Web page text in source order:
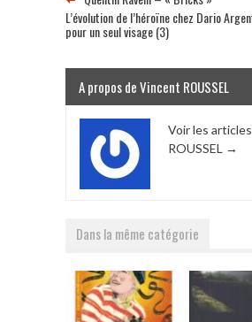
L’évolution de l’héroïne chez Dario
pour un seul visage (3)
A propos de Vincent ROUSSEL
Voir les
ROUSSEL →
Dans la même catégorie